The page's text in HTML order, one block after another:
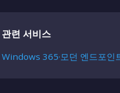
관련 서비스
Windows 365·모던 엔드포인